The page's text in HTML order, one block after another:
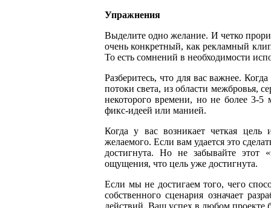
Упражнения
Выделите одно желание. И четко
очень конкретный, как рекламный
То есть сомнений в необходимости
Разберитесь, что для вас важнее.
потоки света, из области межбровья,
некоторого времени, но не более 3-5
фикс-идеей или манией.
Когда у вас возникает четкая
желаемого. Если вам удается это
достигнута. Но не забывайте этот
ощущения, что цель уже достигнута.
Если мы не достигаем того, чего
собственного сценария означает
действий. Ваш успех в любом проекте